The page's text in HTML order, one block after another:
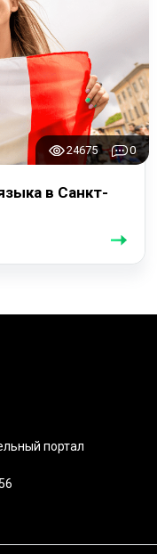
24675 0
в Санкт-
портал